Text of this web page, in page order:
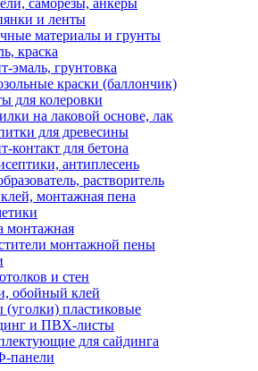
саморезы, анкеры
и ленты
материалы и грунты
краска
эмаль, грунтовка
краски (баллончик)
для колеровки
на лаковой основе, лак
для древесины
контакт для бетона
антиплесень
растворитель
монтажная пена
монтажная
монтажной пены
и стен
обойный клей
(уголки) пластиковые
и ПВХ-листы
для сайдинга